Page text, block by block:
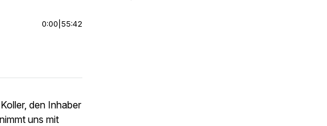
0:00 55:42
den Inhaber
uns mit